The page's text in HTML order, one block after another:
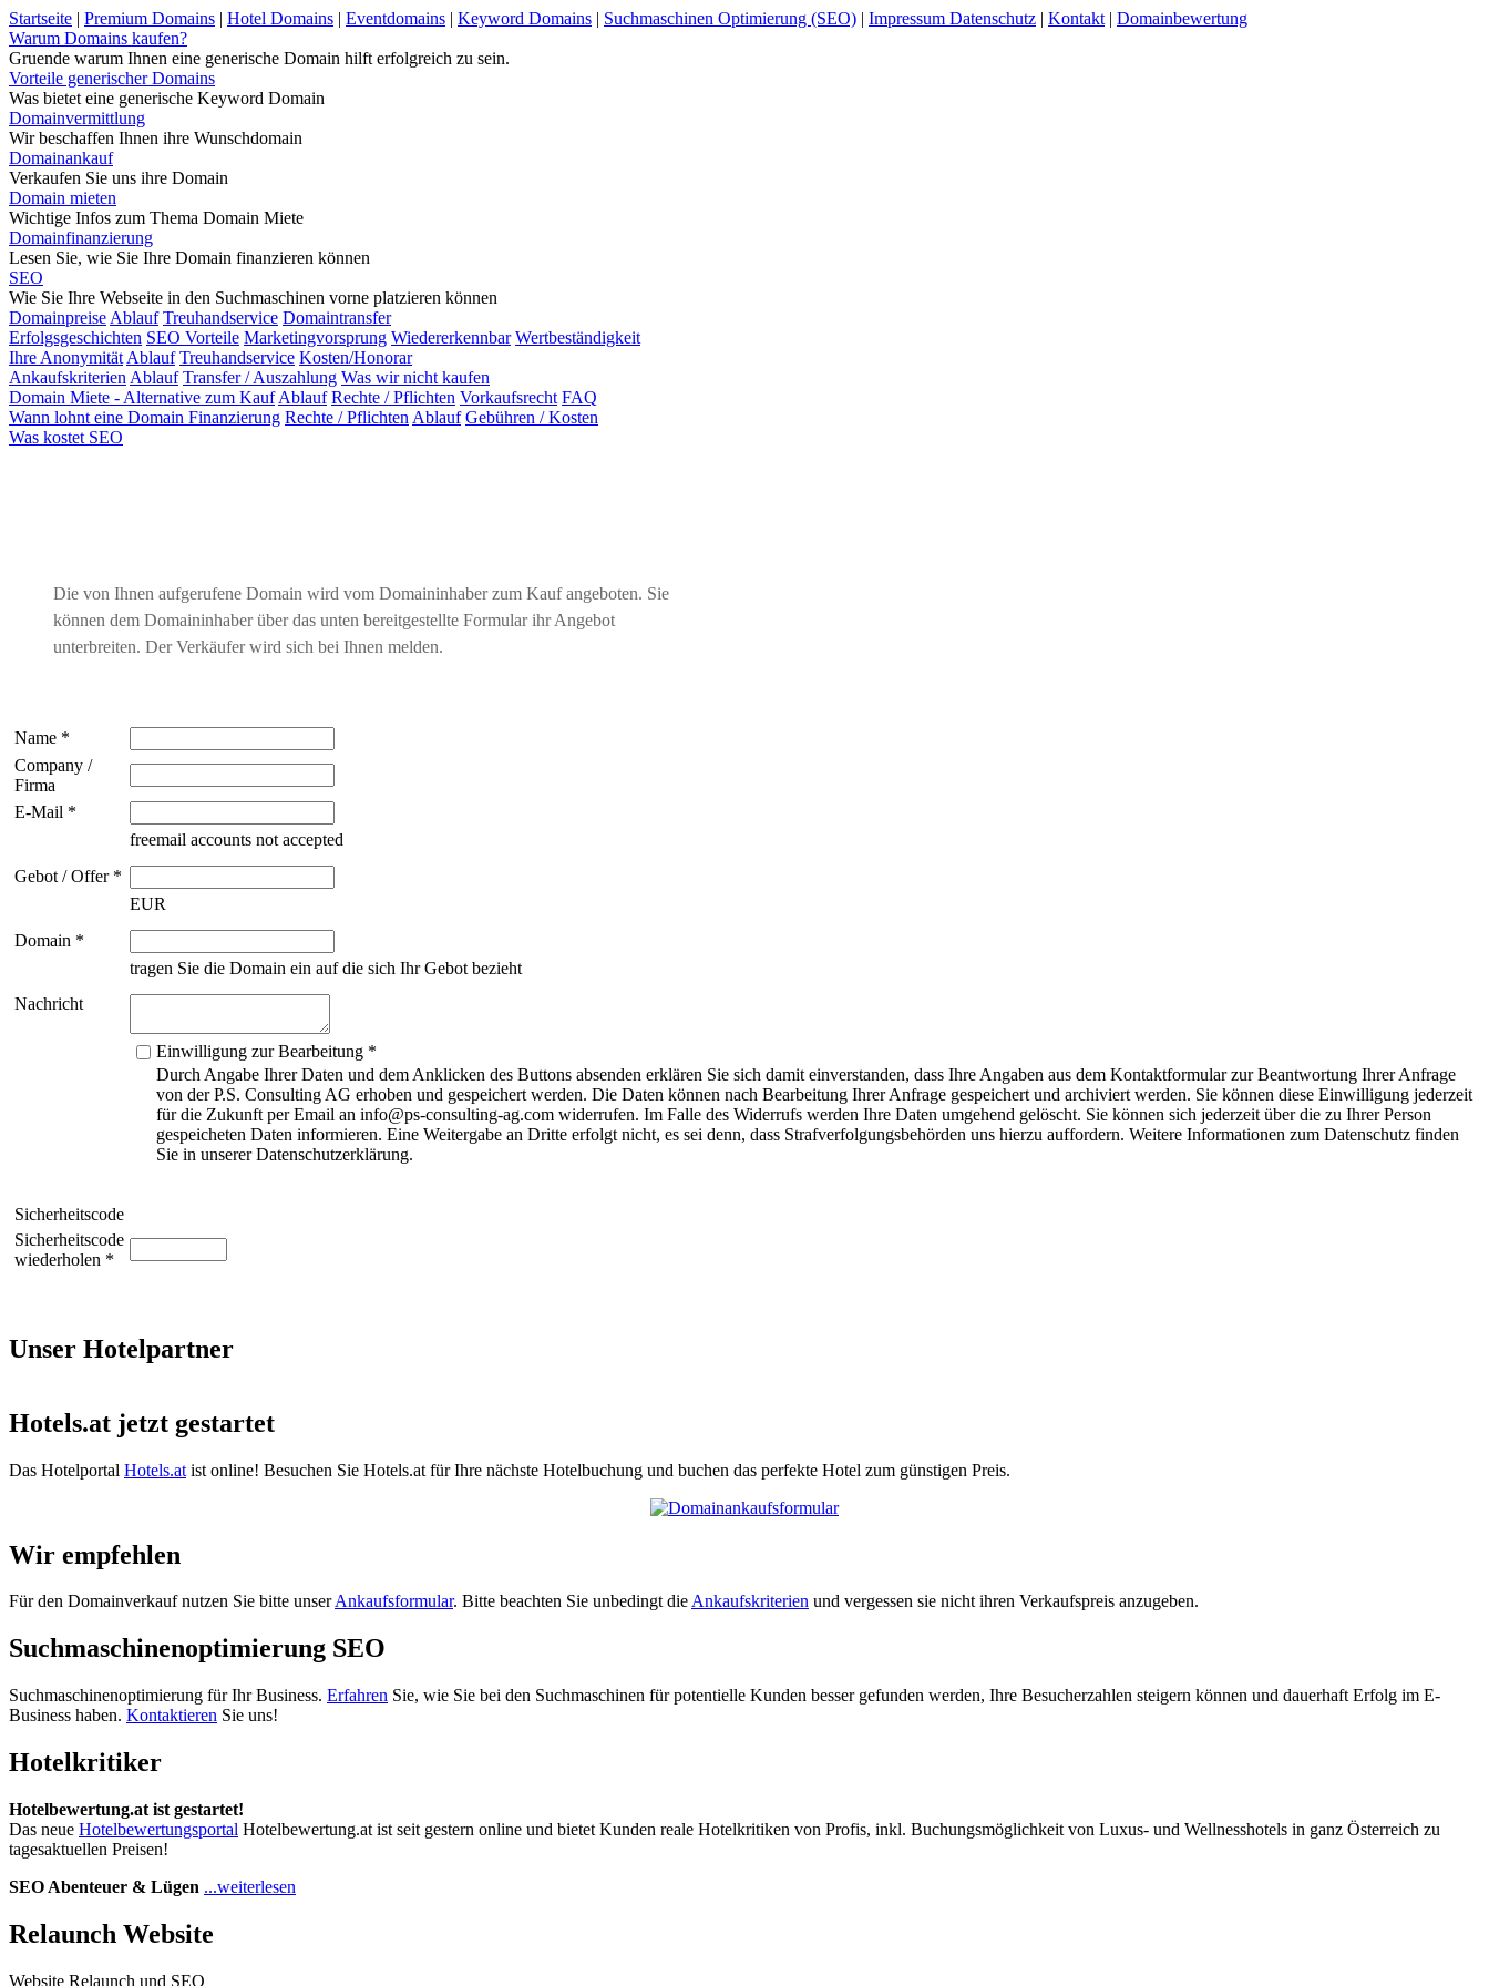
Startseite | Premium Domains | Hotel Domains | Eventdomains | Keyword Domains | Suchmaschinen Optimierung (SEO) | Impressum Datenschutz | Kontakt | Domainbewertung
Warum Domains kaufen?
Gruende warum Ihnen eine generische Domain hilft erfolgreich zu sein.
Vorteile generischer Domains
Was bietet eine generische Keyword Domain
Domainvermittlung
Wir beschaffen Ihnen ihre Wunschdomain
Domainankauf
Verkaufen Sie uns ihre Domain
Domain mieten
Wichtige Infos zum Thema Domain Miete
Domainfinanzierung
Lesen Sie, wie Sie Ihre Domain finanzieren können
SEO
Wie Sie Ihre Webseite in den Suchmaschinen vorne platzieren können
Domainpreise Ablauf Treuhandservice Domaintransfer
Erfolgsgeschichten SEO Vorteile Marketingvorsprung Wiedererkennbar Wertbeständigkeit
Ihre Anonymität Ablauf Treuhandservice Kosten/Honorar
Ankaufskriterien Ablauf Transfer / Auszahlung Was wir nicht kaufen
Domain Miete - Alternative zum Kauf Ablauf Rechte / Pflichten Vorkaufsrecht FAQ
Wann lohnt eine Domain Finanzierung Rechte / Pflichten Ablauf Gebühren / Kosten
Was kostet SEO
Die von Ihnen aufgerufene Domain wird vom Domaininhaber zum Kauf angeboten. Sie
können dem Domaininhaber über das unten bereitgestellte Formular ihr Angebot
unterbreiten. Der Verkäufer wird sich bei Ihnen melden.
Name *
Company /
Firma
E-Mail *
freemail accounts not accepted
Gebot / Offer *
EUR
Domain *
tragen Sie die Domain ein auf die sich Ihr Gebot bezieht
Nachricht
Einwilligung zur Bearbeitung *
Durch Angabe Ihrer Daten und dem Anklicken des Buttons absenden erklären Sie sich damit einverstanden, dass Ihre Angaben aus dem Kontaktformular zur Beantwortung Ihrer Anfrage
von der P.S. Consulting AG erhoben und gespeichert werden. Die Daten können nach Bearbeitung Ihrer Anfrage gespeichert und archiviert werden. Sie können diese Einwilligung jederzeit
für die Zukunft per Email an info@ps-consulting-ag.com widerrufen. Im Falle des Widerrufs werden Ihre Daten umgehend gelöscht. Sie können sich jederzeit über die zu Ihrer Person
gespeicheten Daten informieren. Eine Weitergabe an Dritte erfolgt nicht, es sei denn, dass Strafverfolgungsbehörden uns hierzu auffordern. Weitere Informationen zum Datenschutz finden
Sie in unserer Datenschutzerklärung.
Sicherheitscode
Sicherheitscode
wiederholen *
Unser Hotelpartner
Hotels.at jetzt gestartet
Das Hotelportal Hotels.at ist online! Besuchen Sie Hotels.at für Ihre nächste Hotelbuchung und buchen das perfekte Hotel zum günstigen Preis.
Wir empfehlen
Für den Domainverkauf nutzen Sie bitte unserAnkaufsformular. Bitte beachten Sie unbedingt dieAnkaufskriterien und vergessen sie nicht ihren Verkaufspreis anzugeben.
Suchmaschinenoptimierung SEO
Suchmaschinenoptimierung für Ihr Business. Erfahren Sie, wie Sie bei den Suchmaschinen für potentielle Kunden besser gefunden werden, Ihre Besucherzahlen steigern können und dauerhaft Erfolg im E-
Business haben. Kontaktieren Sie uns!
Hotelkritiker
Hotelbewertung.at ist gestartet!
Das neue Hotelbewertungsportal Hotelbewertung.at ist seit gestern online und bietet Kunden reale Hotelkritiken von Profis, inkl. Buchungsmöglichkeit von Luxus- und Wellnesshotels in ganz Österreich zu
tagesaktuellen Preisen!
SEO Abenteuer & Lügen ...weiterlesen
Relaunch Website
Website Relaunch und SEO